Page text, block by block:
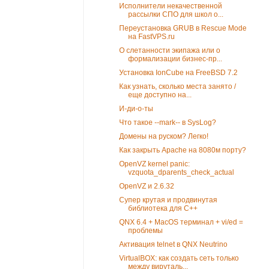
Исполнители некачественной
рассылки СПО для школ о...
Переустановка GRUB в Rescue Mode
на FastVPS.ru
О слетанности экипажа или о
формализации бизнес-пр...
Установка IonCube на FreeBSD 7.2
Как узнать, сколько места занято /
еще доступно на...
И-ди-о-ты
Что такое --mark-- в SysLog?
Домены на руском? Легко!
Как закрыть Apache на 8080м порту?
OpenVZ kernel panic:
vzquota_dparents_check_actual
OpenVZ и 2.6.32
Супер крутая и продвинутая
библиотека для C++
QNX 6.4 + MacOS терминал + vi/ed =
проблемы
Активация telnet в QNX Neutrino
VirtualBOX: как создать сеть только
между вируталь...